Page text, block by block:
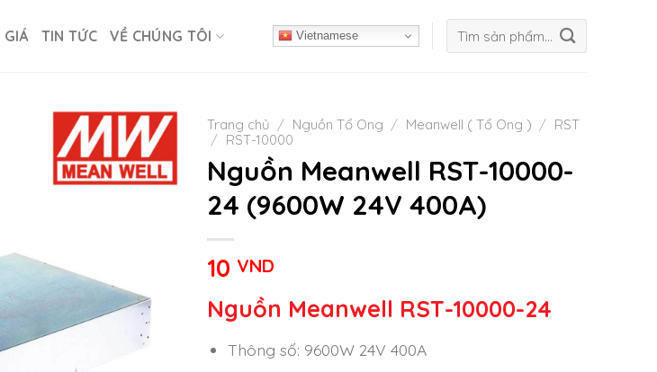
GIÁ TIN TỨC VỀ CHÚNG TÔI Vietnamese
kiếm:
Trang chủ / Nguồn Tổ Ong / Meanwell ( Tổ Ong ) / RST
/ RST-10000
Nguồn Meanwell RST-10000-
24 (9600W 24V 400A)
10 VND
Nguồn Meanwell RST-10000-24
Thông số: 9600W 24V 400A